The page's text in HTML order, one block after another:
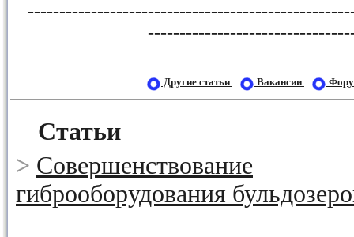
Другие cтатьи Вакансии
Статьи
> Совершенствование
гиброоборудования